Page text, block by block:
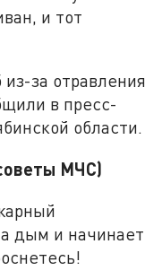
и тот
за отравления
в пресс-
области.
МЧС)
дым и начинает